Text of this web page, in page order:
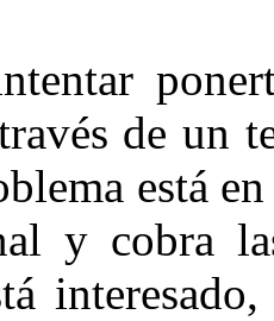
de un
está
y cobra